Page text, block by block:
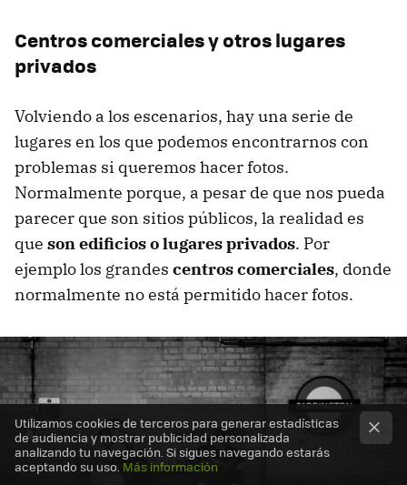
Centros comerciales y otros lugares
privados
Volviendo a los escenarios, hay una serie de
lugares en los que podemos encontrarnos con
problemas si queremos hacer fotos.
Normalmente porque, a pesar de que nos pueda
parecer que son sitios públicos, la realidad es
que son edificios o lugares privados. Por
ejemplo los grandes centros comerciales, donde
normalmente no está permitido hacer fotos.
Utilizamos cookies de terceros para generar estadísticas
de audiencia y mostrar publicidad personalizada
analizando tu navegación. Si sigues navegando estarás
aceptando su uso. Más información